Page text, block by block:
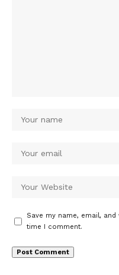
Save my name, email,
time I comment.